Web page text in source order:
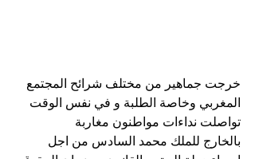
خرجت جماهير من مختلف شرائح المجتمع
المغربي وخاصة الطلبة و في نفس الوقت
تواصلت نداءات مواطنون مغاربة
بالخارج للملك محمد السادس من اجل